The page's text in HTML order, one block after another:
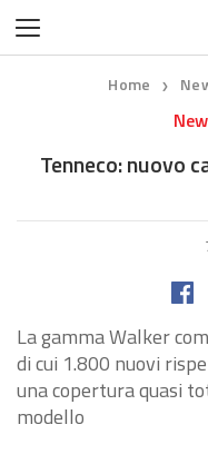
Home ❯
Tenneco: nuovo
La gamma Walker
di cui 1.800 nuovi
una copertura quasi
modello